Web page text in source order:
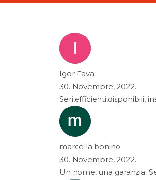
Igor Fava
30. Novembre, 2022.
Seri,efficienti,disponibili,
marcella bonino
30. Novembre, 2022.
Un nome, una garanzia.